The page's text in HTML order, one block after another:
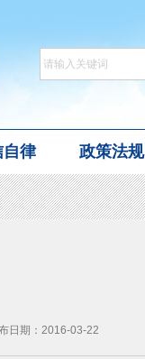
自律 政策法规
日期：2016-03-22